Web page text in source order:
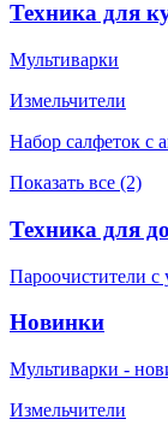
Техника для
Мультиварки
Измельчители
Набор салфеток с
Показать все (2)
Техника для
Пароочистители с
Новинки
Мультиварки -
Измельчители